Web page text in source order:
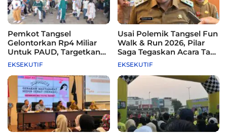
Pemkot Tangsel
Gelontorkan Rp4 Miliar
Untuk PAUD, Targetkan
115 Sekolah
EKSEKUTIF
Usai Polemik Tangsel Fun
Walk & Run 2026, Pilar
Saga Tegaskan Acara Tak
Difasilitasi Pemkot
EKSEKUTIF